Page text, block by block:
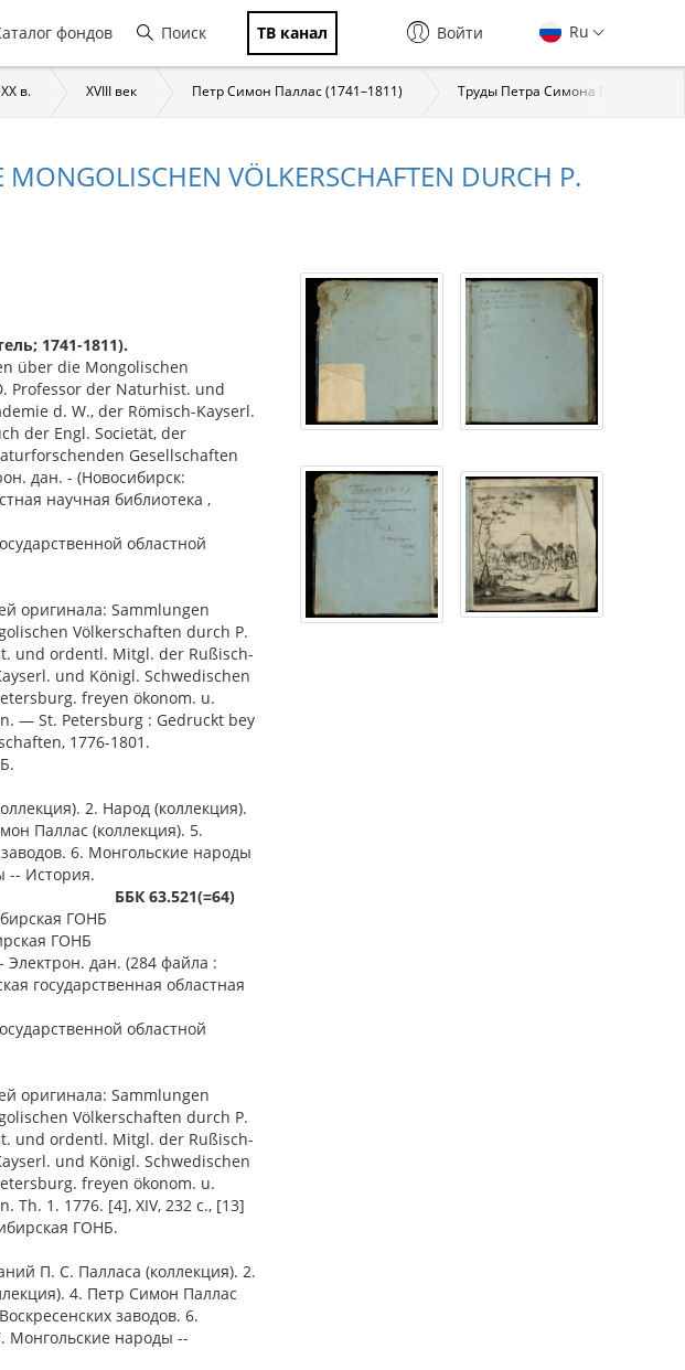
фондов Поиск ТВ канал Ru
Войти
в. XVIII век Петр Симон Паллас (1741–1811) Труды Петра Симона Палласа
VÖLKERSCHAFTEN DURCH P.
1741-1811).
über die Mongolischen
Professor der Naturhist. und
d. W., der Römisch-Kayserl.
der Engl. Societät, der
Gesellschaften
дан. - (Новосибирск:
научная библиотека ,
областной
оригинала: Sammlungen
Völkerschaften durch P.
und ordentl. Mitgl. der Rußisch-
und Königl. Schwedischen
freyen ökonom. u.
— St. Petersburg : Gedruckt bey
1776-1801.
2. Народ (коллекция).
Паллас (коллекция). 5.
6. Монгольские народы
-- История.
ББК 63.521(=64)
ГОНБ
ГОНБ
дан. (284 файла :
государственная областная
областной
оригинала: Sammlungen
Völkerschaften durch P.
und ordentl. Mitgl. der Rußisch-
und Königl. Schwedischen
freyen ökonom. u.
1. 1776. [4], XIV, 232 с., [13]
ГОНБ.
П. С. Палласа (коллекция). 2.
4. Петр Симон Паллас
заводов. 6.
Монгольские народы --